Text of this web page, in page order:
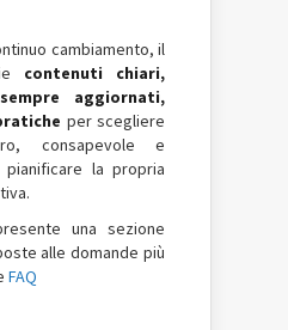
cambiamento, il
contenuti chiari,
aggiornati,
per scegliere
consapevole e
la propria
una sezione
alle domande più
FAQ